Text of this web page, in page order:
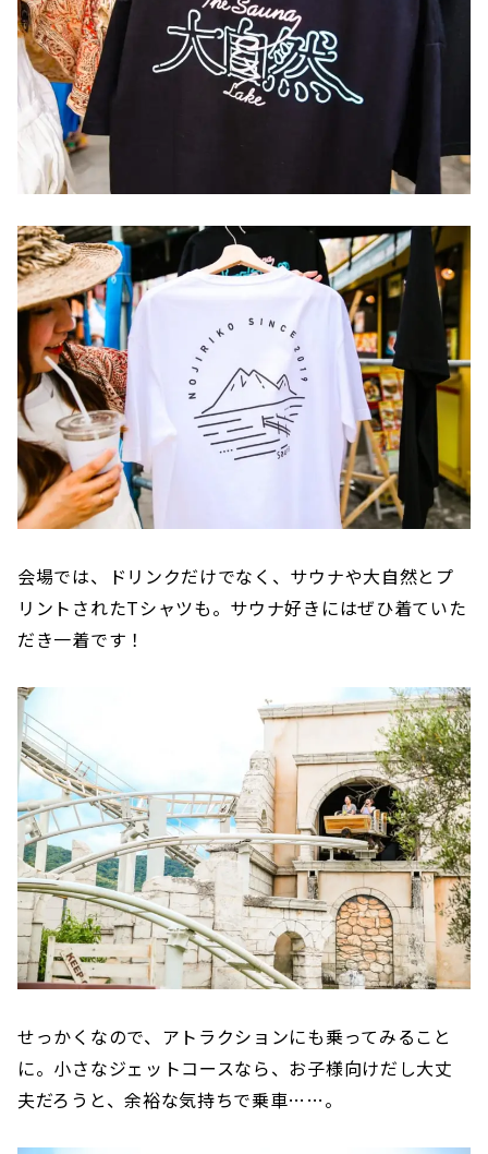
会場では、ドリンクだけでなく、サウナや大自然とプ
リントされたTシャツも。サウナ好きにはぜひ着ていた
だき一着です！
せっかくなので、アトラクションにも乗ってみること
に。小さなジェットコースなら、お子様向けだし大丈
夫だろうと、余裕な気持ちで乗車……。